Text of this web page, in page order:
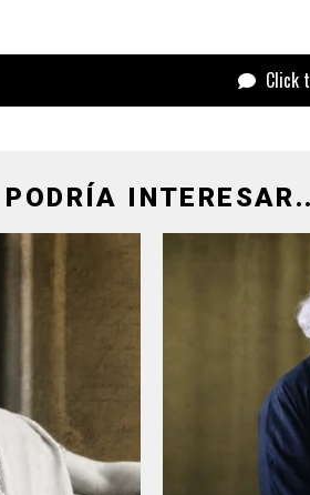
Click